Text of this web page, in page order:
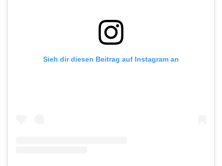
Sieh dir diesen Beitrag auf Instagram an